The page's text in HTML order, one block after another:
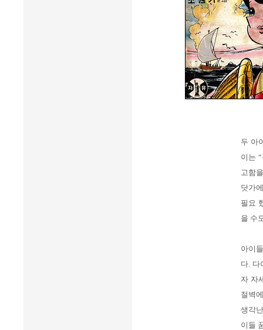
두 아
이는
고함
닷가
필요
을 수
아이
다. 다
자 자
절벽
생각
이들